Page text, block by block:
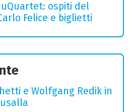
ospiti del
Felice e biglietti
e Wolfgang Redik in